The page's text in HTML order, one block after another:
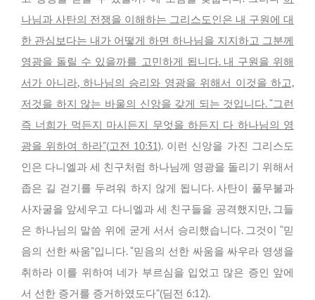
나님과 사탄의 전쟁을 이해하는 그리스도인은 내 구원에 대
한 관심보다는 내가 어떻게 하면 하나님을 지지하고 그분께
영광을 돌릴 수 있을까를 고민하게 됩니다. 내 구원을 위해
서가 아니라, 하나님의 승리와 영광을 위해서 이것을 하고,
저것을 하지 않는 바울의 신앙을 갖게 되는 것입니다. “그런
즉 너희가 먹든지 마시든지 무엇을 하든지 다 하나님의 영
광을 위하여 하라”(고전 10:31). 이런 신앙을 가진 그리스도
인은 다니엘과 세 친구처럼 하나님께 영광을 돌리기 위해서
좁은 길 걷기를 두려워 하지 않게 됩니다. 사탄이 풀무불과
사자굴을 앞세우고 다니엘과 세 친구들을 공격했지만, 그들
은 하나님의 말씀 위에 굳게 서서 승리했습니다. 그것이 “믿
음의 선한 싸움”입니다. “믿음의 선한 싸움을 싸우라 영생을
취하라 이를 위하여 네가 부르심을 입었고 많은 증인 앞에
서 선한 증거를 증거하였도다”(딤전 6:12).